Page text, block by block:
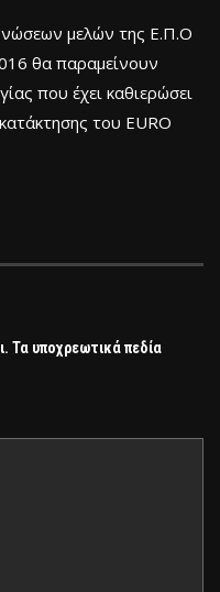
μελών της Ε.Π.Ο
θα παραμείνουν
που έχει καθιερώσει
του EURO
Τα υποχρεωτικά πεδία